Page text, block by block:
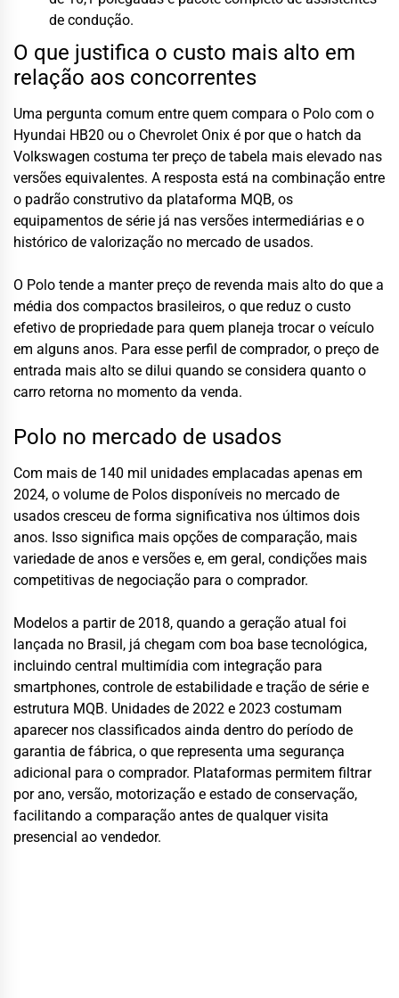
de condução.
O que justifica o custo mais alto em
relação aos concorrentes
Uma pergunta comum entre quem compara o Polo com o
Hyundai HB20 ou o Chevrolet Onix é por que o hatch da
Volkswagen costuma ter preço de tabela mais elevado nas
versões equivalentes. A resposta está na combinação entre
o padrão construtivo da plataforma MQB, os
equipamentos de série já nas versões intermediárias e o
histórico de valorização no mercado de usados.
O Polo tende a manter preço de revenda mais alto do que a
média dos compactos brasileiros, o que reduz o custo
efetivo de propriedade para quem planeja trocar o veículo
em alguns anos. Para esse perfil de comprador, o preço de
entrada mais alto se dilui quando se considera quanto o
carro retorna no momento da venda.
Polo no mercado de usados
Com mais de 140 mil unidades emplacadas apenas em
2024, o volume de Polos disponíveis no mercado de
usados cresceu de forma significativa nos últimos dois
anos. Isso significa mais opções de comparação, mais
variedade de anos e versões e, em geral, condições mais
competitivas de negociação para o comprador.
Modelos a partir de 2018, quando a geração atual foi
lançada no Brasil, já chegam com boa base tecnológica,
incluindo central multimídia com integração para
smartphones, controle de estabilidade e tração de série e
estrutura MQB. Unidades de 2022 e 2023 costumam
aparecer nos classificados ainda dentro do período de
garantia de fábrica, o que representa uma segurança
adicional para o comprador. Plataformas permitem filtrar
por ano, versão, motorização e estado de conservação,
facilitando a comparação antes de qualquer visita
presencial ao vendedor.